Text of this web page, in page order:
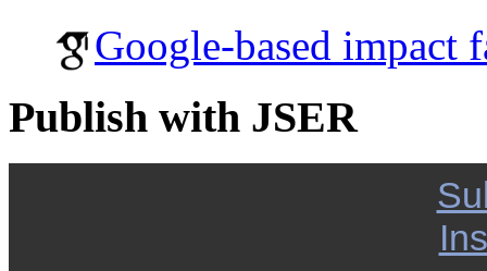
Google-based impact
Publish with JSER